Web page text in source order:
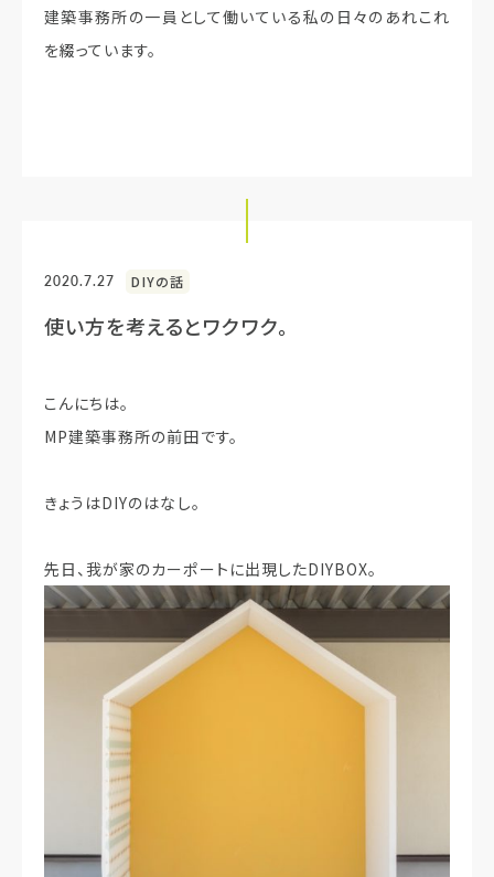
建築事務所の一員として働いている私の日々のあれこれ
を綴っています。
2020.7.27 DIYの話
使い方を考えるとワクワク。
こんにちは。
MP建築事務所の前田です。
きょうはDIYのはなし。
先日、我が家のカーポートに出現したDIYBOX。